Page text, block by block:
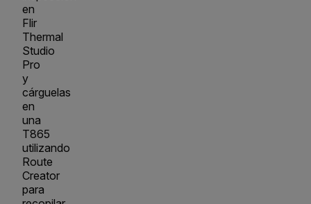
en
Flir
Thermal
Studio
Pro
y
cárguelas
en
una
T865
utilizando
Route
Creator
para